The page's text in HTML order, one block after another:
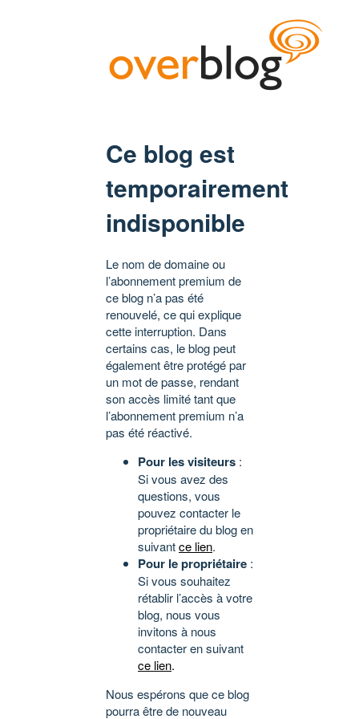
Ce blog est
temporairement
indisponible
Le nom de domaine ou
l’abonnement premium de
ce blog n’a pas été
renouvelé, ce qui explique
cette interruption. Dans
certains cas, le blog peut
également être protégé par
un mot de passe, rendant
son accès limité tant que
l’abonnement premium n’a
pas été réactivé.
Pour les visiteurs :
Si vous avez des
questions, vous
pouvez contacter le
propriétaire du blog en
suivantce lien.
Pour le propriétaire :
Si vous souhaitez
rétablir l’accès à votre
blog, nous vous
invitons à nous
contacter en suivant
ce lien.
Nous espérons que ce blog
pourra être de nouveau